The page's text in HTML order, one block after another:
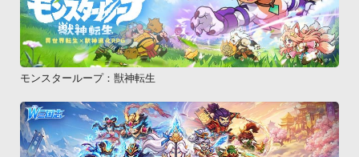
モンスターループ：獣神転生